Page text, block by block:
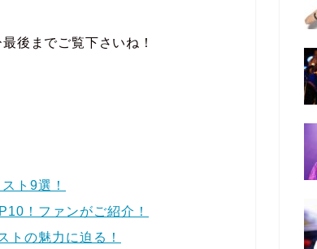
後までご覧下さいね！
ト9選！
！ファンがご紹介！
トの魅力に迫る！